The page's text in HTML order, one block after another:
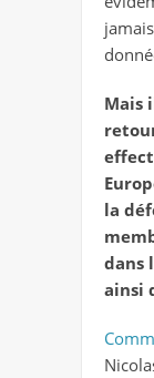
Mais
la
dans
ainsi